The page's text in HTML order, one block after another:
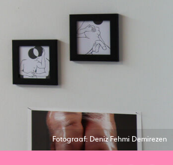
Fotograaf: Deniz Fehmi Demirezen